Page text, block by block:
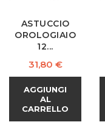
ASTUCCIO
OROLOGIAIO
12...
Prezzo
31,80 €
AGGIUNGI
AL
CARRELLO